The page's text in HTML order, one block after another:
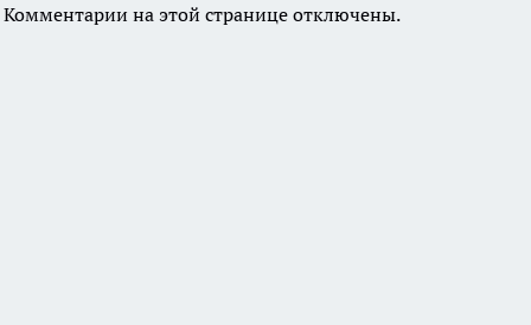
Комментарии на этой странице отключены.